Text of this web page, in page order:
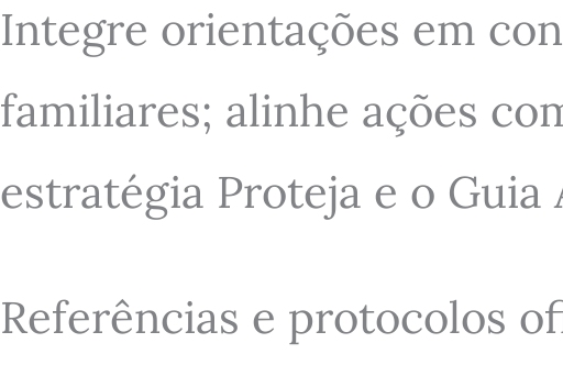
Integre orientações em
familiares; alinhe ações
estratégia Proteja e o
Referências e protocolos